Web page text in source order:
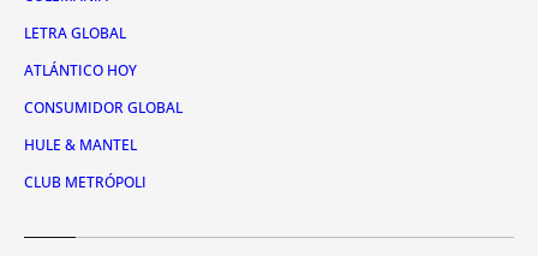
LETRA GLOBAL
ATLÁNTICO HOY
CONSUMIDOR GLOBAL
HULE & MANTEL
CLUB METRÓPOLI